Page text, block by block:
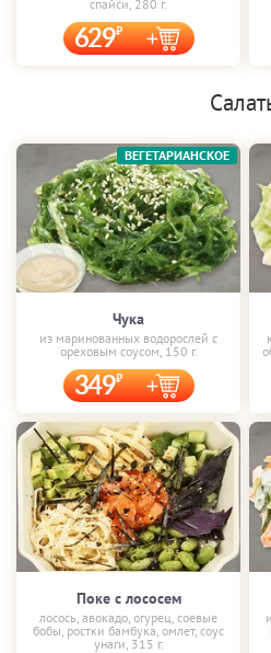
спайси, 280 г.
629
Чука
из маринованных водорослей с
ореховым соусом, 150 г.
349
ВЕГЕТАРИАНСКОЕ
Поке с лососем
лосось, авокадо, огурец, соевые
бобы, ростки бамбука, омлет, соус
унаги, 315 г.